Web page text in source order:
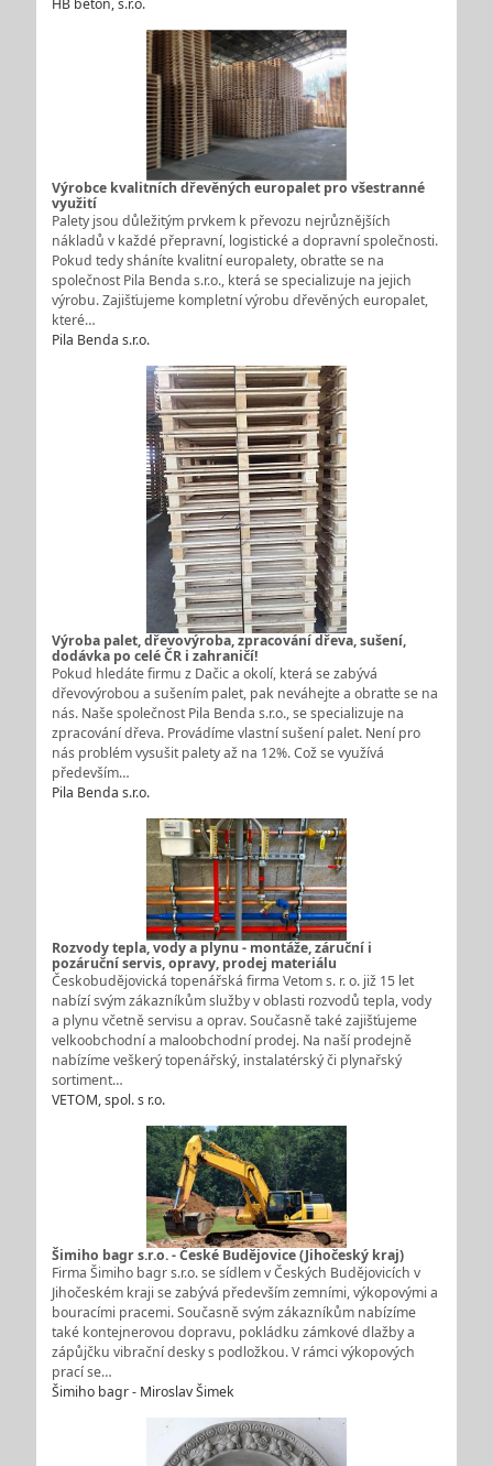
HB beton, s.r.o.
Výrobce kvalitních dřevěných europalet pro všestranné
využití
Palety jsou důležitým prvkem k převozu nejrůznějších
nákladů v každé přepravní, logistické a dopravní společnosti.
Pokud tedy sháníte kvalitní europalety, obraťte se na
společnost Pila Benda s.r.o., která se specializuje na jejich
výrobu. Zajišťujeme kompletní výrobu dřevěných europalet,
které…
Pila Benda s.r.o.
Výroba palet, dřevovýroba, zpracování dřeva, sušení,
dodávka po celé ČR i zahraničí!
Pokud hledáte firmu z Dačic a okolí, která se zabývá
dřevovýrobou a sušením palet, pak neváhejte a obraťte se na
nás. Naše společnost Pila Benda s.r.o., se specializuje na
zpracování dřeva. Provádíme vlastní sušení palet. Není pro
nás problém vysušit palety až na 12%. Což se využívá
především…
Pila Benda s.r.o.
Rozvody tepla, vody a plynu - montáže, záruční i
pozáruční servis, opravy, prodej materiálu
Českobudějovická topenářská firma Vetom s. r. o. již 15 let
nabízí svým zákazníkům služby v oblasti rozvodů tepla, vody
a plynu včetně servisu a oprav. Současně také zajišťujeme
velkoobchodní a maloobchodní prodej. Na naší prodejně
nabízíme veškerý topenářský, instalatérský či plynařský
sortiment…
VETOM, spol. s r.o.
Šimiho bagr s.r.o. - České Budějovice (Jihočeský kraj)
Firma Šimiho bagr s.r.o. se sídlem v Českých Budějovicích v
Jihočeském kraji se zabývá především zemními, výkopovými a
bouracími pracemi. Současně svým zákazníkům nabízíme
také kontejnerovou dopravu, pokládku zámkové dlažby a
zápůjčku vibrační desky s podložkou. V rámci výkopových
prací se…
Šimiho bagr - Miroslav Šimek